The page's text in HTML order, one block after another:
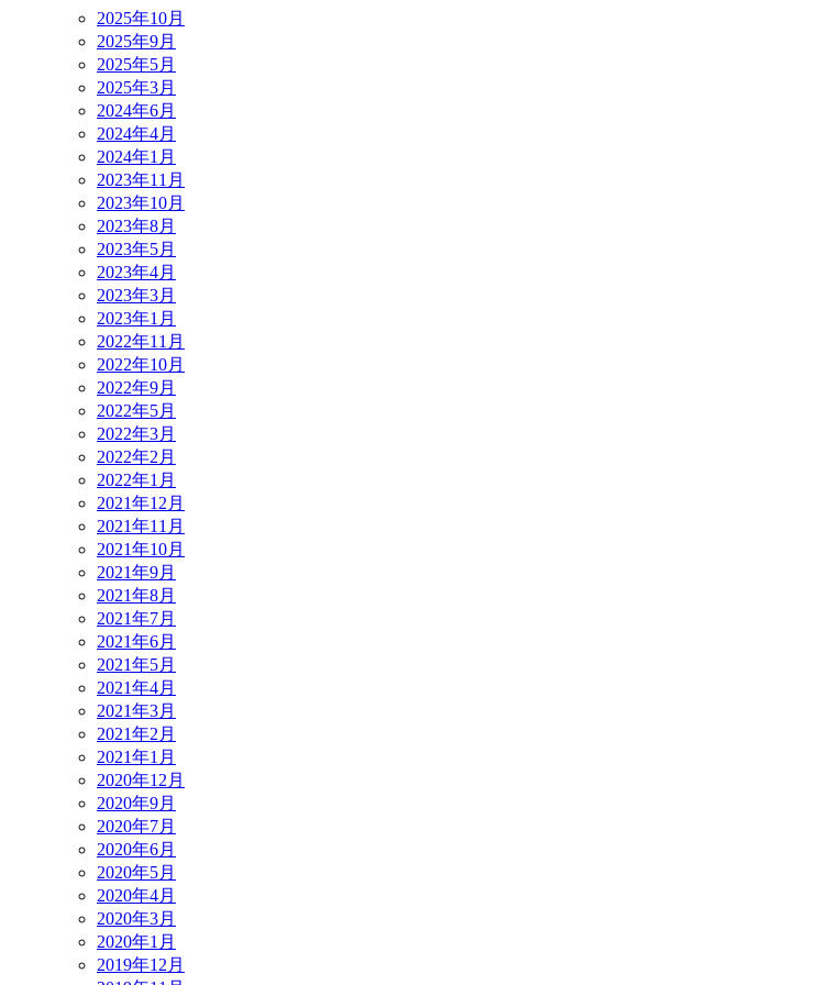
2025年10月
2025年9月
2025年5月
2025年3月
2024年6月
2024年4月
2024年1月
2023年11月
2023年10月
2023年8月
2023年5月
2023年4月
2023年3月
2023年1月
2022年11月
2022年10月
2022年9月
2022年5月
2022年3月
2022年2月
2022年1月
2021年12月
2021年11月
2021年10月
2021年9月
2021年8月
2021年7月
2021年6月
2021年5月
2021年4月
2021年3月
2021年2月
2021年1月
2020年12月
2020年9月
2020年7月
2020年6月
2020年5月
2020年4月
2020年3月
2020年1月
2019年12月